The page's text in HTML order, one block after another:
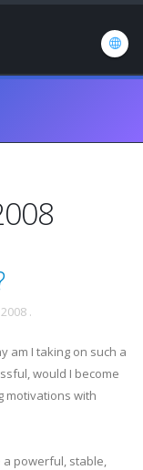
.
am I taking on such a
would I become
motivations with
a powerful, stable,